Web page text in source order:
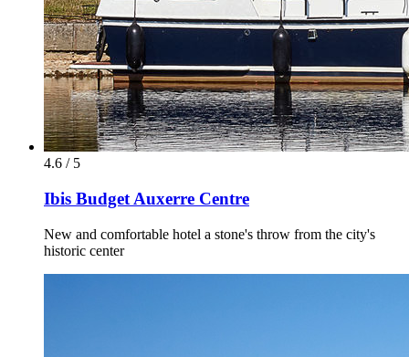
4.6 / 5
Ibis Budget Auxerre Centre
New and comfortable hotel a stone's throw from the city's
historic center